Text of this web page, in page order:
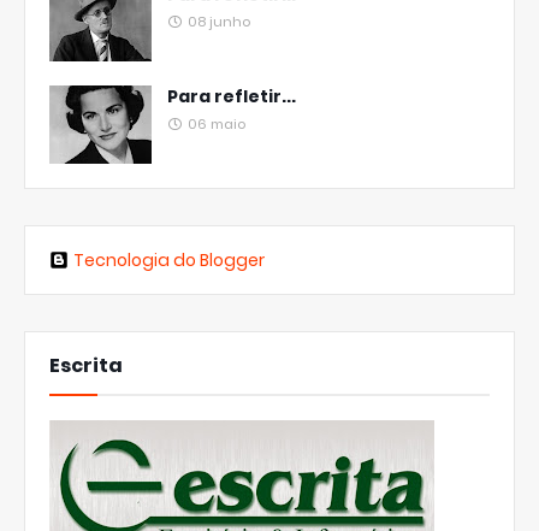
08 junho
Para refletir...
06 maio
Tecnologia do Blogger
Escrita